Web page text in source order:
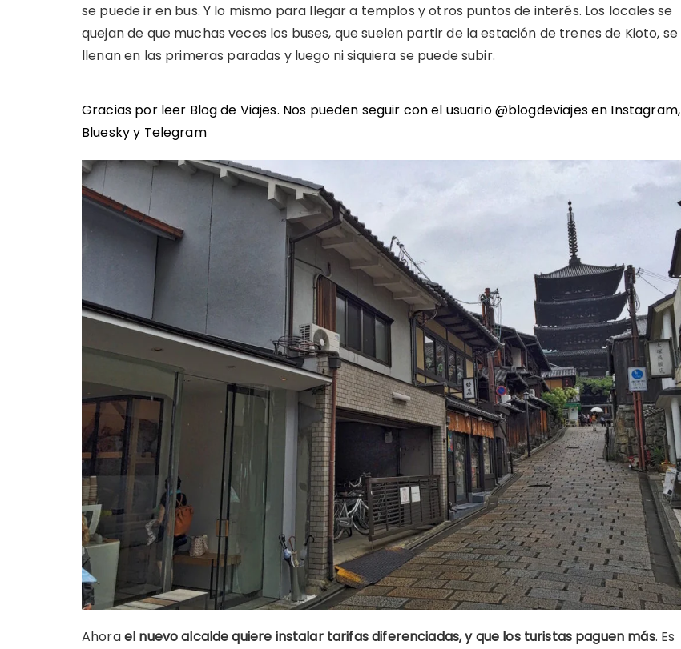
se puede ir en bus. Y lo mismo para llegar a templos y otros puntos de interés. Los locales se
quejan de que muchas veces los buses, que suelen partir de la estación de trenes de Kioto, se
llenan en las primeras paradas y luego ni siquiera se puede subir.
Gracias por leer Blog de Viajes. Nos pueden seguir con el usuario @blogdeviajes en Instagram,
Blueskyy Telegram
Ahorael nuevo alcalde quiere instalar tarifas diferenciadas, y que los turistas paguen más. Es